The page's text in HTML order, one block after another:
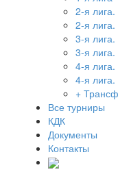
2-я
2-я
3-я
3-я
4-я
4-я
+
Все турниры
КДК
Документы
Контакты